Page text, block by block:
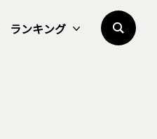
ランキング